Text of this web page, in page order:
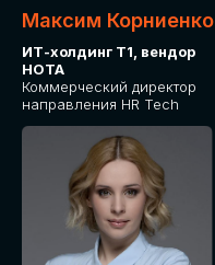
Максим Корниенко
ИТ-холдинг Т1, вендор
НОТА
Коммерческий директор
направления HR Tech